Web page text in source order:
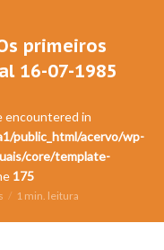
primeiros
16-07-1985
encountered in
public_html/acervo/wp-
core/template-
175
1 min. leitura